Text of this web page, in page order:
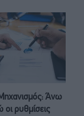
Άνω
ρυθμίσεις